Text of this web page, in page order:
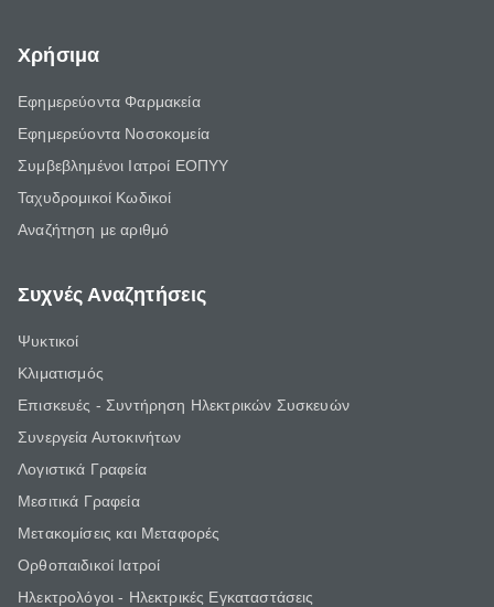
Χρήσιμα
Εφημερεύοντα Φαρμακεία
Εφημερεύοντα Νοσοκομεία
Συμβεβλημένοι Ιατροί ΕΟΠΥΥ
Ταχυδρομικοί Κωδικοί
Αναζήτηση με αριθμό
Συχνές Αναζητήσεις
Ψυκτικοί
Κλιματισμός
Επισκευές - Συντήρηση Ηλεκτρικών Συσκευών
Συνεργεία Αυτοκινήτων
Λογιστικά Γραφεία
Μεσιτικά Γραφεία
Μετακομίσεις και Μεταφορές
Ορθοπαιδικοί Ιατροί
Ηλεκτρολόγοι - Ηλεκτρικές Εγκαταστάσεις